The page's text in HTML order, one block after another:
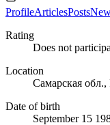
ProfileArticlesPosts
Rating
Does not
Location
Самарская обл.,
Date of birth
September 15